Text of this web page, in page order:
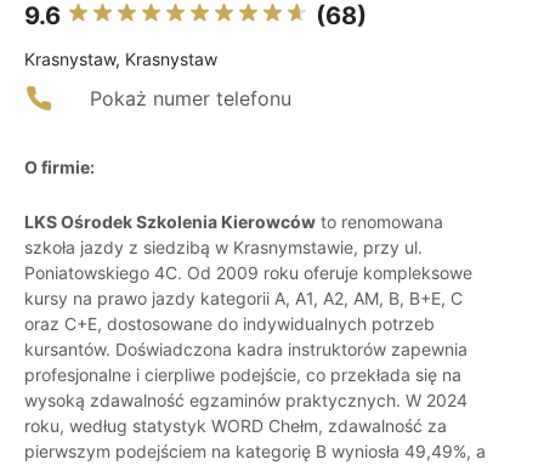
9.6 (68)
Krasnystaw, Krasnystaw
Pokaż numer telefonu
O firmie:
LKS Ośrodek Szkolenia Kierowców to renomowana
szkoła jazdy z siedzibą w Krasnymstawie, przy ul.
Poniatowskiego 4C. Od 2009 roku oferuje kompleksowe
kursy na prawo jazdy kategorii A, A1, A2, AM, B, B+E, C
oraz C+E, dostosowane do indywidualnych potrzeb
kursantów. Doświadczona kadra instruktorów zapewnia
profesjonalne i cierpliwe podejście, co przekłada się na
wysoką zdawalność egzaminów praktycznych. W 2024
roku, według statystyk WORD Chełm, zdawalność za
pierwszym podejściem na kategorię B wyniosła 49,49%, a